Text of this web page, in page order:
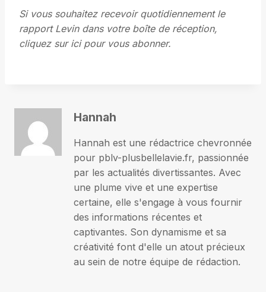
Si vous souhaitez recevoir quotidiennement le
rapport Levin dans votre boîte de réception,
cliquez sur ici pour vous abonner.
Hannah
Hannah est une rédactrice chevronnée
pour pblv-plusbellelavie.fr, passionnée
par les actualités divertissantes. Avec
une plume vive et une expertise
certaine, elle s'engage à vous fournir
des informations récentes et
captivantes. Son dynamisme et sa
créativité font d'elle un atout précieux
au sein de notre équipe de rédaction.